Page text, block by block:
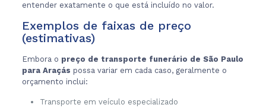
entender exatamente o que está incluído no valor.
Exemplos de faixas de preço
(estimativas)
Embora o preço de transporte funerário de São Paulo
para Araçás possa variar em cada caso, geralmente o
orçamento inclui:
Transporte em veículo especializado